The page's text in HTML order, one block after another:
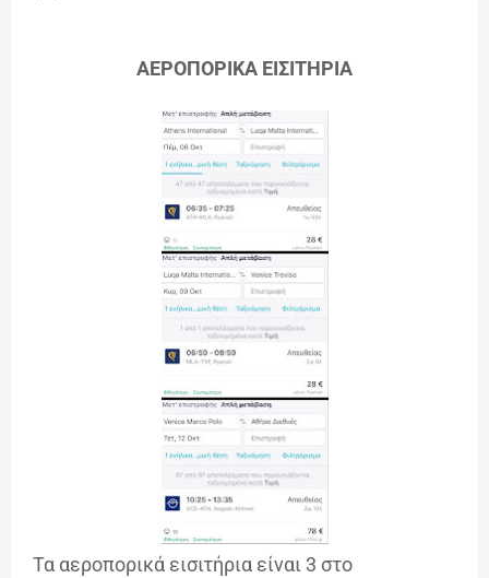
ΑΕΡΟΠΟΡΙΚΑ ΕΙΣΙΤΗΡΙΑ
Τα αεροπορικά εισιτήρια είναι 3 στο